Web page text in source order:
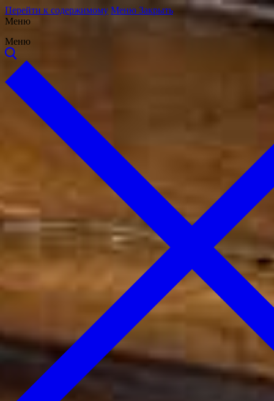
Перейти к содержимому Меню Закрыть
Меню
Меню